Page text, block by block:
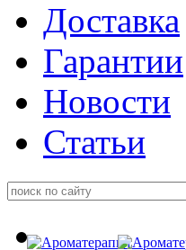
Доставка
Гарантии
Новости
Статьи